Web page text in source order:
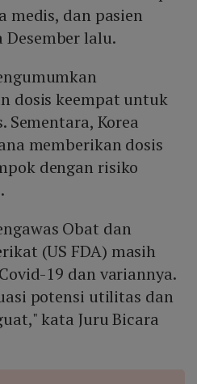
medis, dan pasien
lalu.
dosis keempat untuk
Sementara, Korea
memberikan dosis
dengan risiko
Obat dan
(US FDA) masih
19 dan variannya.
potensi utilitas dan
kata Juru Bicara